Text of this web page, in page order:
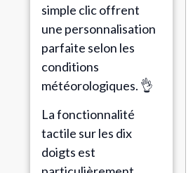
simple clic offrent
une personnalisation
parfaite selon les
conditions
météorologiques. 👌
La fonctionnalité
tactile sur les dix
doigts est